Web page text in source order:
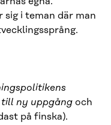
sig i teman där man
ny uppgång och
på finska).